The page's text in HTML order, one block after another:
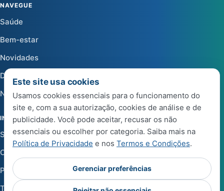
NAVEGUE
Saúde
Bem-estar
Novidades
Dicas
Notícias
INSTITUCIONAL
Sobre a Life Center Shop
Central de Ajuda
Política de Privacidade
Termos e Condições de Uso
Este site usa cookies
Usamos cookies essenciais para o funcionamento do
site e, com a sua autorização, cookies de análise e de
publicidade. Você pode aceitar, recusar os não
essenciais ou escolher por categoria. Saiba mais na
Política de Privacidade e nos Termos e Condições.
Gerenciar preferências